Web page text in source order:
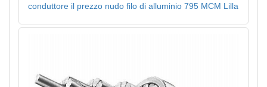
conduttore il prezzo nudo filo di alluminio 795 MCM Lilla